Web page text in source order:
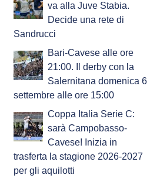
va alla Juve Stabia.
Decide una rete di
Sandrucci
Bari-Cavese alle ore
21:00. Il derby con la
Salernitana domenica 6
settembre alle ore 15:00
Coppa Italia Serie C:
sarà Campobasso-
Cavese! Inizia in
trasferta la stagione 2026-2027
per gli aquilotti